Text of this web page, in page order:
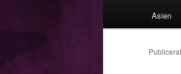
till
Asien
Publicerat